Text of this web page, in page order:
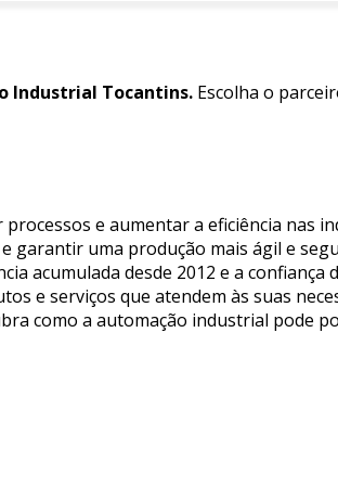
Industrial Tocantins. Escolha o
e aumentar a eficiência nas
uma produção mais ágil e
acumulada desde 2012 e a confiança
e serviços que atendem às suas
como a automação industrial pode